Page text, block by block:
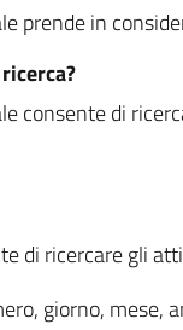
prende in
consente di
di ricercare gli
giorno, mese,